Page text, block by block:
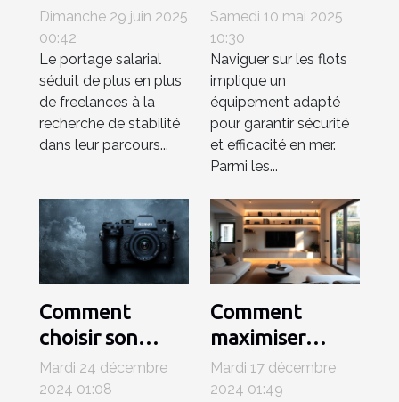
renforce la
sécurité
professionnelle
des freelances ?
Dimanche 29 juin 2025
00:42
Le portage salarial
séduit de plus en plus
de freelances à la
recherche de stabilité
dans leur parcours...
VHF marine
idéale pour vos
besoins en
navigation
Samedi 10 mai 2025
10:30
Naviguer sur les flots
implique un
équipement adapté
pour garantir sécurité
et efficacité en mer.
Parmi les...
Comment
choisir son
appareil photo
hybride pour la
Mardi 24 décembre
2024 01:08
Comment
maximiser
l'espace de
votre salon avec
Mardi 17 décembre
2024 01:49